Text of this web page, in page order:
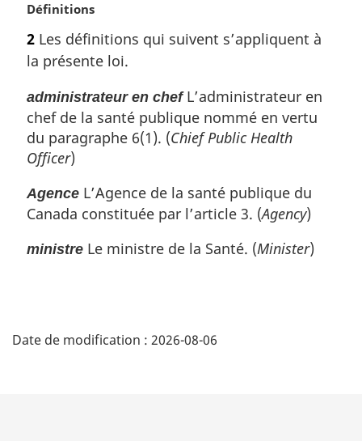
N
t
e
a
r
g
i
a
l
e
Définitions
2 Les définitions qui suivent s’appliquent à
la présente loi.
administrateur en chefL’administrateur en
chef de la santé publique nommé en vertu
du paragraphe 6(1). (Chief Public Health
Officer)
Agence L’Agence de la santé publique du
Canada constituée par l’article 3. (Agency)
ministre Le ministre de la Santé. (Minister)
é
Date de modification : 2026-08-06